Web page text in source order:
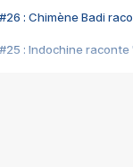
#26 : Chimène Badi
#25 : Indochine